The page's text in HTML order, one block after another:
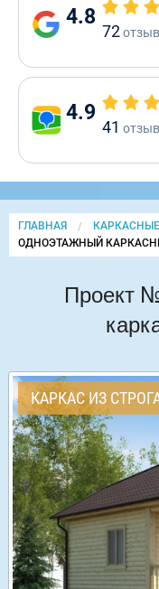
4.8
72
4.9
41
ГЛАВНАЯ
CURRENT:
ОДНОЭТАЖНЫЙ
Проект
КАРКАС ИЗ